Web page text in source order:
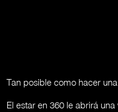
Tan posible como hacer
El estar en 360 le abrirá